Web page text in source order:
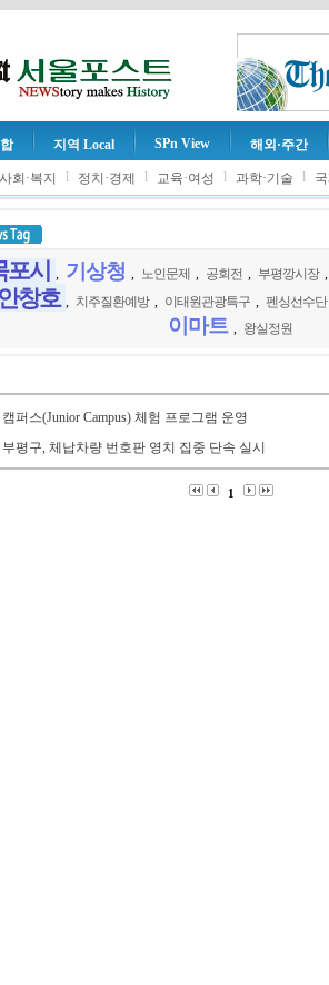
지역 Local SPn View 해외·주간
사회·복지 l 정치·경제 l 교육·여성 l 과학·기술 l
포시 기상청 노인문제 공회전 부평깡시장
안창호 치주질환예방 이태원관광특구 펜싱선수단
이마트 왕실정원
퍼스(Junior Campus) 체험 프로그램 운영
평구, 체납차량 번호판 영치 집중 단속 실시
1